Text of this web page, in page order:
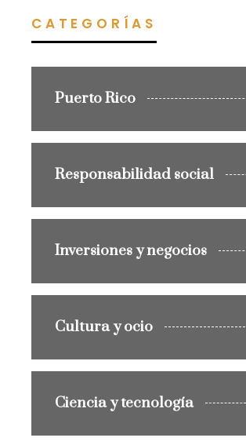
CATEGORÍAS
Puerto Rico
Responsabilidad social
Inversiones y negocios
Cultura y ocio
Ciencia y tecnología